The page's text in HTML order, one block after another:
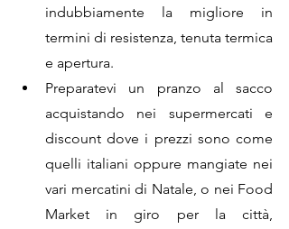
indubbiamente la migliore in
termini di resistenza, tenuta termica
e apertura.
Preparatevi un pranzo al sacco
acquistando nei supermercati e
discount dove i prezzi sono come
quelli italiani oppure mangiate nei
vari mercatini di Natale, o nei Food
Market in giro per la città,